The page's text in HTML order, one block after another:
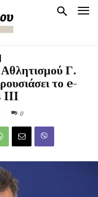
Γ.
το e-
III
0